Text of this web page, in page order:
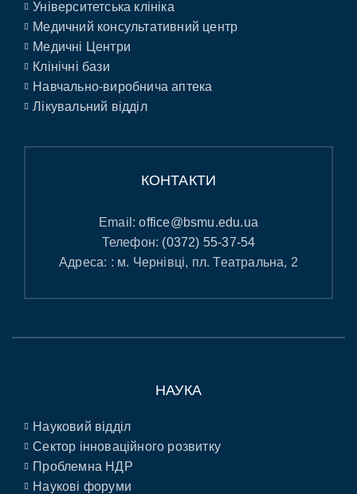
Університетська клініка
Медичний консультативний центр
Медичні Центри
Клінічні бази
Навчально-виробнича аптека
Лікувальний відділ
КОНТАКТИ
Email:office@bsmu.edu.ua
Телефон: (0372) 55-37-54
Адреса: : м. Чернівці, пл. Театральна, 2
НАУКА
Науковий відділ
Сектор інноваційного розвитку
Проблемна НДР
Наукові форуми